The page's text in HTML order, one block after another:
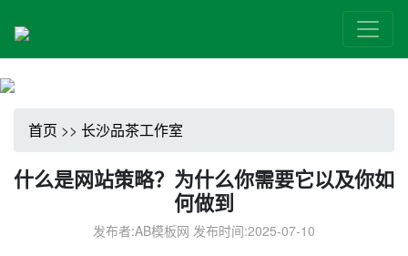
首页 >> 长沙品茶工作室
什么是网站策略？为什么你需要它以及你如
何做到
发布者:AB模板网 发布时间:2025-07-10